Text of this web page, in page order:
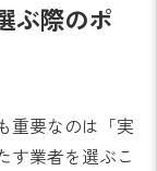
ぶ際のポ
重要なのは「実
す業者を選ぶこ